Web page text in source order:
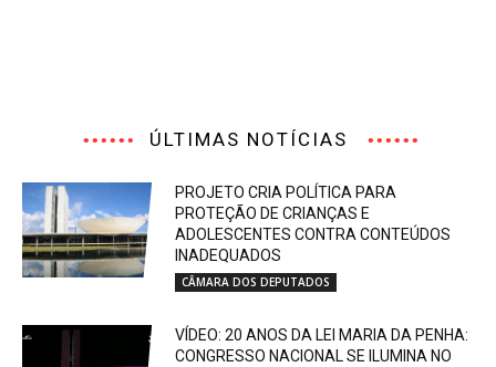
ÚLTIMAS NOTÍCIAS
PROJETO CRIA POLÍTICA PARA
PROTEÇÃO DE CRIANÇAS E
ADOLESCENTES CONTRA CONTEÚDOS
INADEQUADOS
CÂMARA DOS DEPUTADOS
VÍDEO: 20 ANOS DA LEI MARIA DA PENHA:
CONGRESSO NACIONAL SE ILUMINA NO